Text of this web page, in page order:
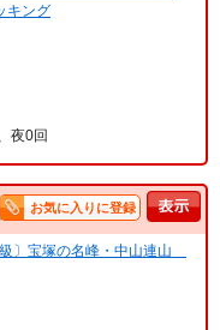
キング
夜0回
お気に入りに登録
〕宝塚の名峰・中山連山